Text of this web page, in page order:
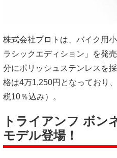
株式会社プロトは、バイク用
ラシックエディション」を発
分にポリッシュステンレスを
格は4万1,250円となっており
税10％込み）。
トライアンフ ボン
モデル登場！